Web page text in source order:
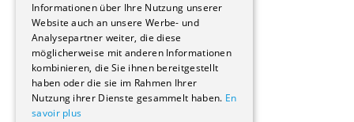
Wohnungen
Renovierungen
Innere Umbauten
Gastgewerbe und Tourismus
Verwaltungsgebäude und Geschäfte
Schuleinrichtungen
Medizinische Einrichtungen
Informationen über Ihre Nutzung unserer
Website auch an unsere Werbe- und
Analysepartner weiter, die diese
möglicherweise mit anderen Informationen
kombinieren, die Sie ihnen bereitgestellt
haben oder die sie im Rahmen Ihrer
Nutzung ihrer Dienste gesammelt haben. En
savoir plus